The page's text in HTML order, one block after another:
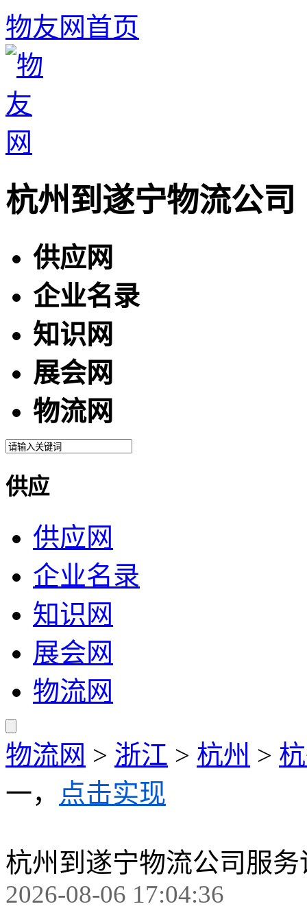
物友网首页
杭州到遂宁物流公司
供应网
企业名录
知识网
展会网
物流网
供应
供应网
企业名录
知识网
展会网
物流网
物流网 > 浙江 > 杭州 >
一， 点击实现
杭州到遂宁物流公司服务
2026-08-06 17:04:36